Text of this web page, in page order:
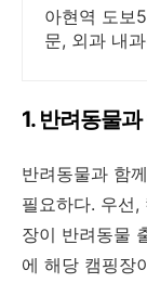
원 반려동
의
아현역 도보
문, 외과 내
1. 반려동물
반려동물과 함
필요하다. 우선,
장이 반려동물
에 해당 캠핑장